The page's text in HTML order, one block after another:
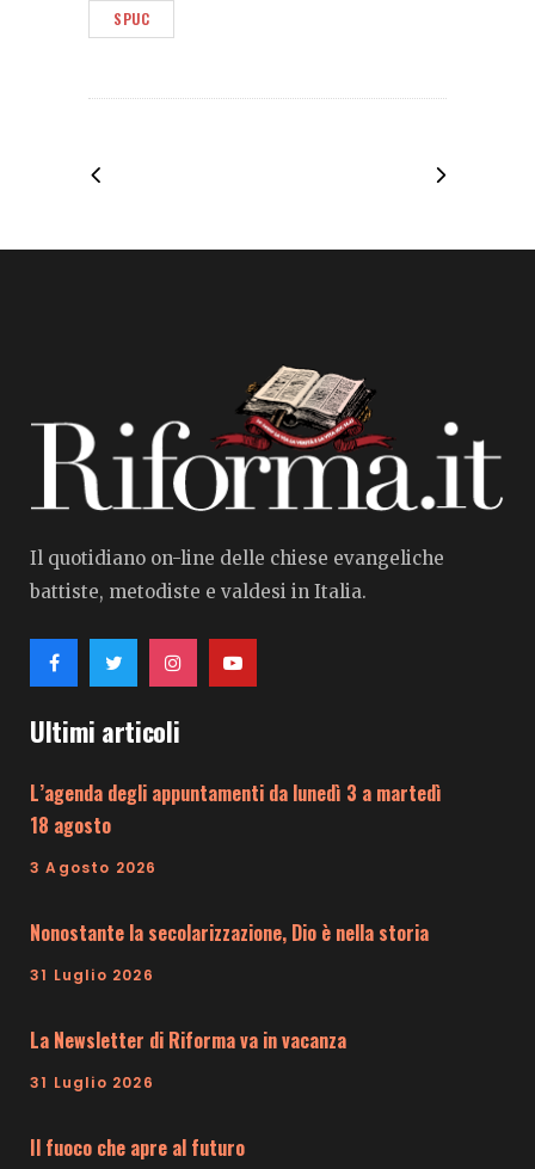
SPUC
Il quotidiano on-line delle chiese evangeliche
battiste, metodiste e valdesi in Italia.
Ultimi articoli
L’agenda degli appuntamenti da lunedì 3 a martedì
18 agosto
3 Agosto 2026
Nonostante la secolarizzazione, Dio è nella storia
31 Luglio 2026
La Newsletter di Riforma va in vacanza
31 Luglio 2026
Il fuoco che apre al futuro